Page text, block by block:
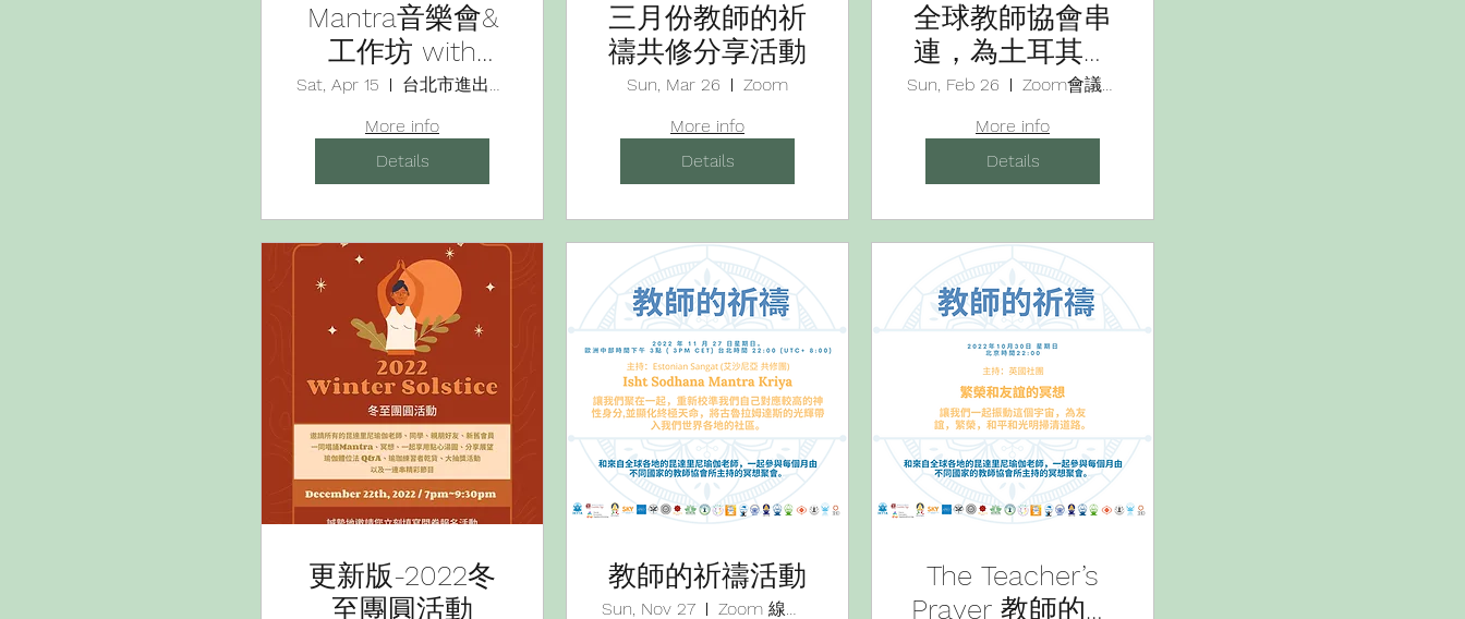
Mantra音樂會&
工作坊 with
SiriSadhana
(UK)&Dr.Adi
Priya(TW/Japan)-
LIVE!
Sat, Apr 15
台北市進出口商業同業公會（12樓）
More info
Details
三月份教師的祈
禱共修分享活動
Sun, Mar 26
Zoom
More info
Details
全球教師協會串
連，為土耳其與
敘利亞一起療癒
冥想祈福捐助。
Sun, Feb 26
Zoom會議編號：813 7392 9291
More info
Details
更新版-2022冬
至團圓活動
教師的祈禱活動
Sun, Nov 27 Zoom 線上活動
The Teacher’s
Prayer 教師的祈